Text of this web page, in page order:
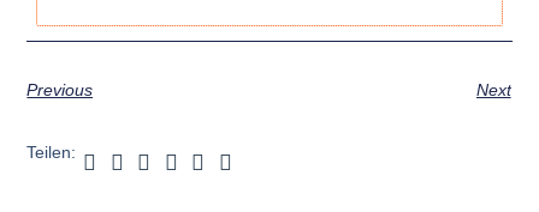
Previous Next
Teilen: